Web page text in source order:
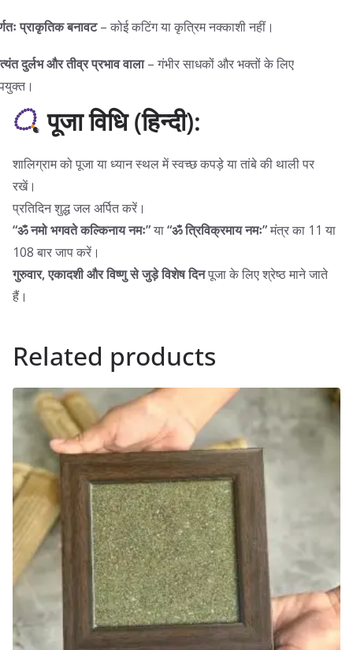
प्राकृतिक बनावट– कोई कटिंग या कृत्रिम नक्काशी नहीं।
दुर्लभ और तीव्र प्रभाव वाला– गंभीर साधकों और भक्तों के लिए
पूजा विधि (हिन्दी):
शालिग्राम को पूजा या ध्यान स्थल में स्वच्छ कपड़े या तांबे की थाली पर
रखें।
प्रतिदिन शुद्ध जल अर्पित करें।
“ॐ नमो भगवते कल्किनाय नमः”या“ॐ त्रिविक्रमाय नमः”मंत्र का 11 या
108 बार जाप करें।
गुरुवार, एकादशी और विष्णु से जुड़े विशेष दिनपूजा के लिए श्रेष्ठ माने जाते
हैं।
Related products